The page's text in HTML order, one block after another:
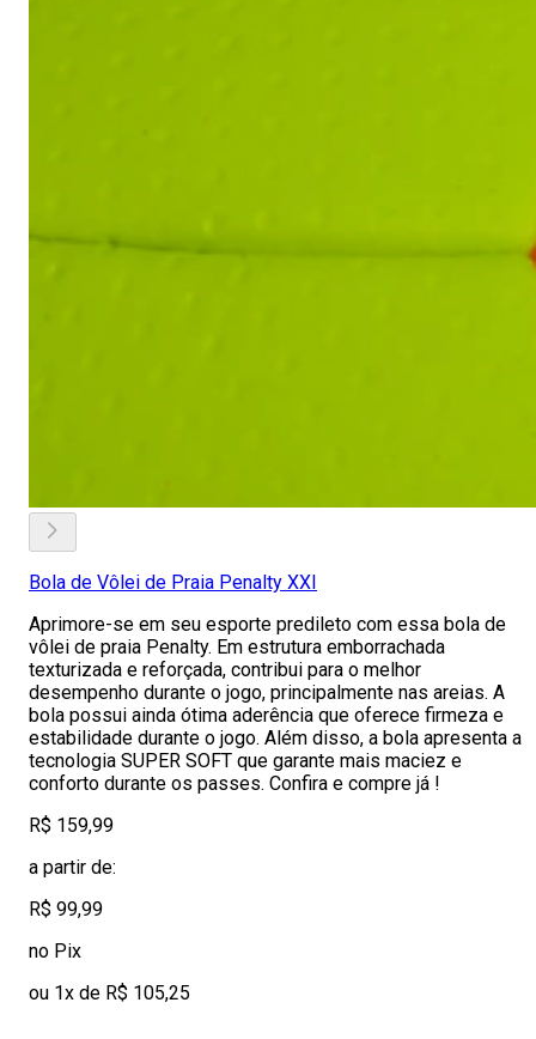
Bola de Vôlei de Praia Penalty XXI
Aprimore-se em seu esporte predileto com essa bola de
vôlei de praia Penalty. Em estrutura emborrachada
texturizada e reforçada, contribui para o melhor
desempenho durante o jogo, principalmente nas areias. A
bola possui ainda ótima aderência que oferece firmeza e
estabilidade durante o jogo. Além disso, a bola apresenta a
tecnologia SUPER SOFT que garante mais maciez e
conforto durante os passes. Confira e compre já !
R$ 159,99
a partir de:
R$ 99,99
no Pix
ou 1x de R$ 105,25